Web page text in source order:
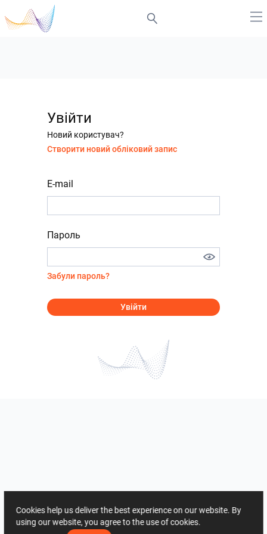
Увійти
Новий користувач?
Створити новий обліковий запис
E-mail
Пароль
Забули пароль?
Увійти
Cookies help us deliver the best experience on our website. By
using our website, you agree to the use of cookies.